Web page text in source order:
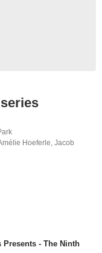
Hoeferle ,Jacob
Presents - The Ninth